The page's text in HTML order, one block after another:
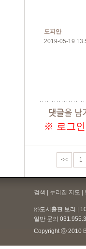
도피안
2019-05-19
※ 로그인
<< 1
검색 | 누리집 지도 |
㈜도서출판 보리 |
일반 문의
Copyright ⓒ 2010